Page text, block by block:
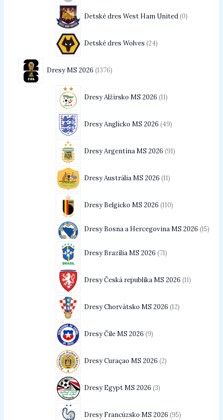
Detské dres West Ham United 0
Detské dres Wolves 24
Dresy MS 2026 1376
Dresy Alžírsko MS 2026 11
Dresy Anglicko MS 2026 49
Dresy Argentína MS 2026 91
Dresy Austrália MS 2026 11
Dresy Belgicko MS 2026 110
Dresy Bosna a Hercegovina MS 2026 15
Dresy Brazília MS 2026 71
Dresy Česká republika MS 2026 11
Dresy Chorvátsko MS 2026 12
Dresy Čile MS 2026 9
Dresy Curaçao MS 2026 2
Dresy Egypt MS 2026 3
Dresy Francúzsko MS 2026 95